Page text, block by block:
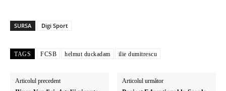
SURSA Digi Sport
TAGS FCSB helmut duckadam ilie dumitrescu
Articolul precedent Articolul următor